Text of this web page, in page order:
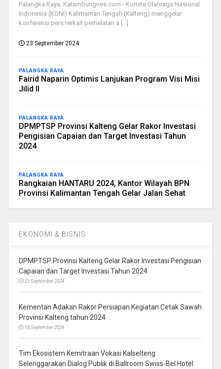
Palangka Raya, Katambungnes.com - Komite Olahraga Nasional
Indonesia (KONI) Kalimantan Tengah (Kalteng) menggelar
konferensi pers terkait perhelatan a [...]
23 September 2024
PALANGKA RAYA
Fairid Naparin Optimis Lanjukan Program Visi Misi
Jilid II
PALANGKA RAYA
DPMPTSP Provinsi Kalteng Gelar Rakor Investasi
Pengisian Capaian dan Target Investasi Tahun
2024
PALANGKA RAYA
Rangkaian HANTARU 2024, Kantor Wilayah BPN
Provinsi Kalimantan Tengah Gelar Jalan Sehat
EKONOMI & BISNIS
DPMPTSP Provinsi Kalteng Gelar Rakor Investasi Pengisian
Capaian dan Target Investasi Tahun 2024
23 September 2024
Kementan Adakan Rakor Persiapan Kegiatan Cetak Sawah
Provinsi Kalteng tahun 2024
18 September 2024
Tim Ekosistem Kemitraan Vokasi Kalselteng
Selenggarakan Dialog Publik di Ballroom Swiss-Bel Hotel